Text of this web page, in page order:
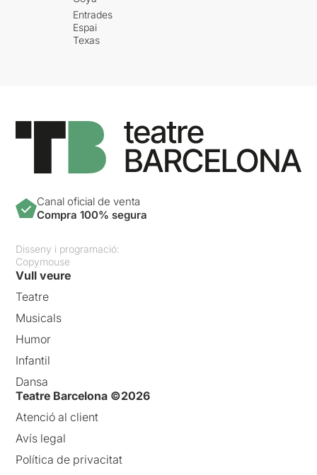
Entrades
Espai
Texas
Canal oficial de venta
Compra 100% segura
Disseny i programació:
Copymouse
Vull veure
Teatre
Musicals
Humor
Infantil
Dansa
Teatre Barcelona ©2026
Atenció al client
Avís legal
Política de privacitat